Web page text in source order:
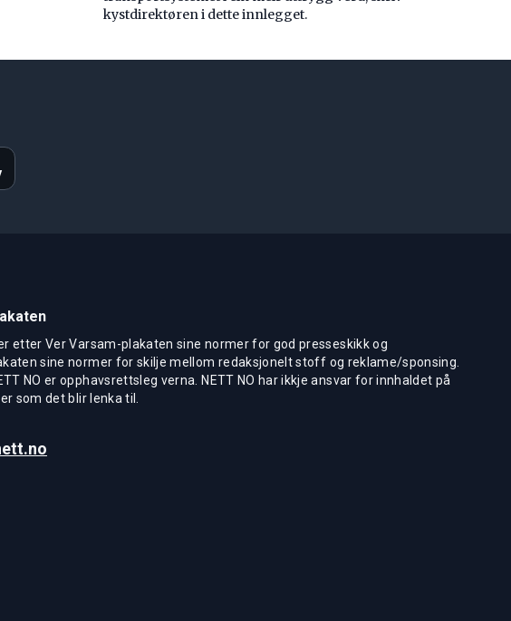
kystdirektøren i dette innlegget.
etter Ver Varsam-plakaten sine normer for god presseskikk og
sine normer for skilje mellom redaksjonelt stoff og reklame/sponsing.
NO er opphavsrettsleg verna. NETT NO har ikkje ansvar for innhaldet på
som det blir lenka til.